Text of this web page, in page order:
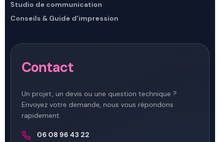
Studio de communication
Conseils & Guide d'impression
Contact
Un projet, un devis ou une question technique ?
Envoyez votre demande, nous vous répondons
rapidement.
06 08 96 43 22